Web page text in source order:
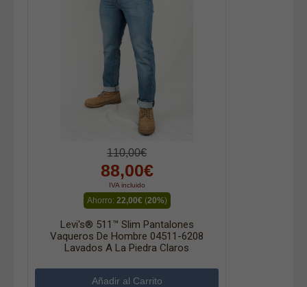
110,00€
88,00€
IVA incluido
Ahorro: 22,00€(20%)
Levi's® 511™ Slim Pantalones
Vaqueros De Hombre 04511-6208
Lavados A La Piedra Claros